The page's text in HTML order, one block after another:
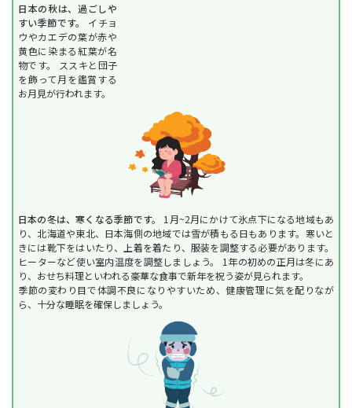
日本の秋は、過ごしや
すい季節です。
イチョ
ウやカエデの葉が赤や
黄色に染まる紅葉が名
物です。 ススキと団子
を飾って月を鑑賞する
お月見が行われます。
日本の冬は、寒くなる季節です。
1月~2月にかけて氷点下になる地域もあ
り、北海道や東北、日本海側の地域では雪が積もる日もあります。寒いと
きには靴下をはいたり、上着を着たり、服装を調整する必要があります。
ヒーターなど使い室内温度を調整しましょう。 1年の初めの正月は冬にあ
り、おせち料理といわれる豪華な食事で新年を祝う姿が見られます。
季節の変わり目で体調不良になりやすいため、健康管理に気を配りなが
ら、十分な睡眠を確保しましょう。